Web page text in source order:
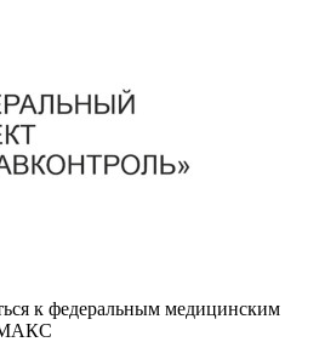
к федеральным медицинским